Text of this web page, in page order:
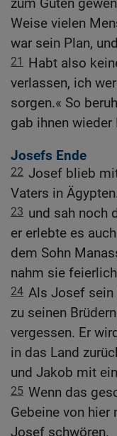
zum Guten
Weise vielen
war sein Plan,
21
Habt also
verlassen, ich
sorgen.« So
gab ihnen wieder
Josefs Ende
22 Josef blieb
Vaters in
23 und sah noch
er erlebte es
dem Sohn
nahm sie
24 Als Josef sein
zu seinen
vergessen. Er
in das Land
und Jakob mit
25 Wenn das
Gebeine von hier
Josef schwören.